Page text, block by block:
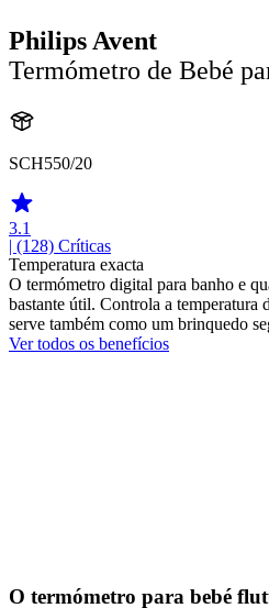
Philips Avent
Termómetro de Bebé
SCH550/20
3.1
| (128) Críticas
Temperatura exacta
O termómetro digital para banho e
bastante útil. Controla a temperatura
serve também como um brinquedo
Ver todos os benefícios
O termómetro para bebé